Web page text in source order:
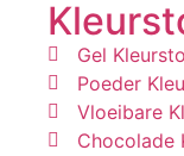
Gel
Poeder
Vloeibare
Chocolade